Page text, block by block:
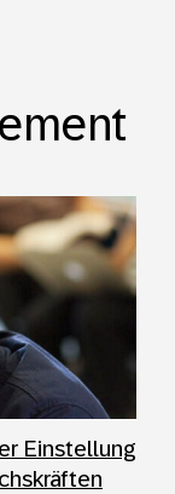
Einstellung